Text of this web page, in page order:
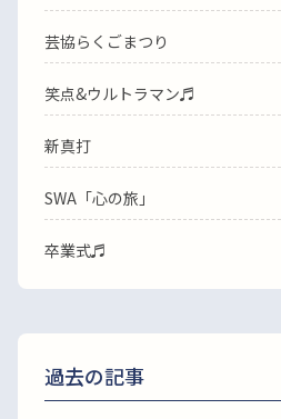
芸協らくごまつり
笑点&ウルトラマン♬
新真打
SWA「心の旅」
卒業式♬
過去の記事